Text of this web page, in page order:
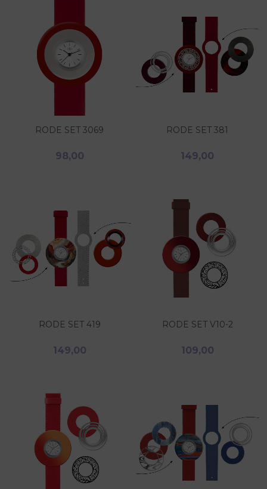
RODE SET 3069
98,00
RODE SET 381
149,00
RODE SET 419
149,00
RODE SET V10-2
109,00